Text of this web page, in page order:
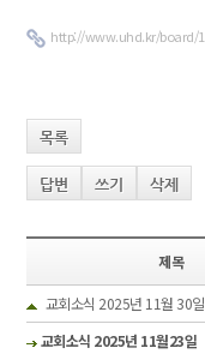
http://www.uhd.kr/board/
목록
답변 쓰기 삭제
제목
교회소식 2025년 11월 30일
교회소식 2025년 11월23일